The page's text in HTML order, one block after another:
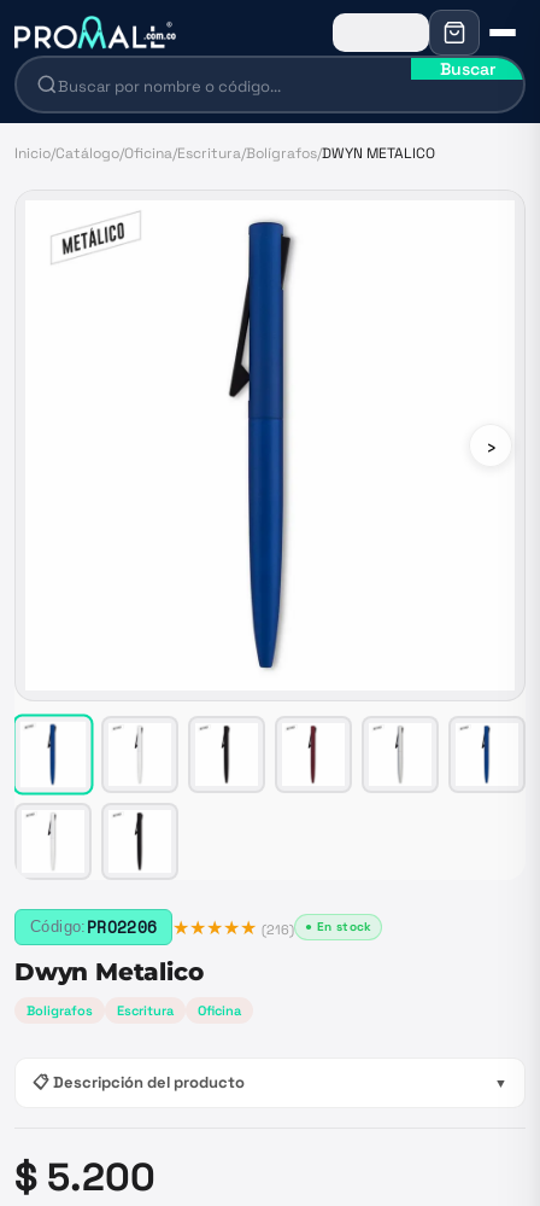
Buscar
Inicio/Catálogo/Oficina/Escritura/Bolígrafos/DWYN METALICO
›
Código: PRO2206 ★★★★★ (216) ● En stock
Dwyn Metalico
Boligrafos Escritura Oficina
📋 Descripción del producto ▼
$ 5.200